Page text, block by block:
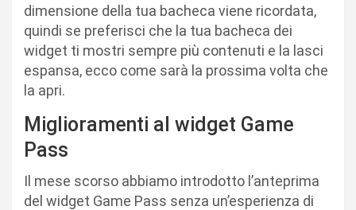
dimensione della tua bacheca viene ricordata,
quindi se preferisci che la tua bacheca dei
widget ti mostri sempre più contenuti e la lasci
espansa, ecco come sarà la prossima volta che
la apri.
Miglioramenti al widget Game
Pass
Il mese scorso abbiamo introdotto l’anteprima
del widget Game Pass senza un’esperienza di